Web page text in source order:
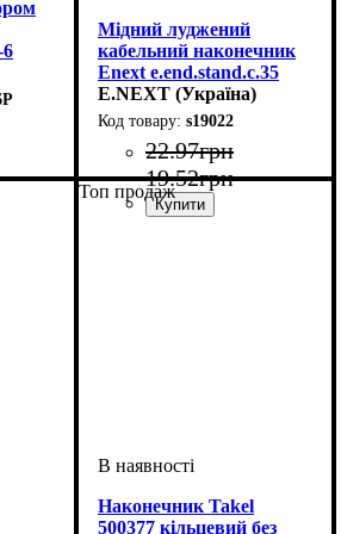
6
мм2:
Мідний луджений
кабельний наконечник
Enext e.end.stand.c.35
D10.5
E.NEXT (Україна)
s19022
22.97грн
19.52грн
Топ продаж
Наконечник Takel
500377 кільцевий без